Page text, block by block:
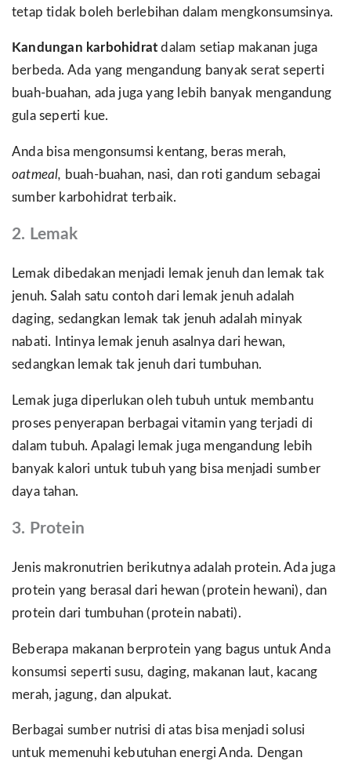
tetap tidak boleh berlebihan dalam mengkonsumsinya.
Kandungan karbohidrat dalam setiap makanan juga
berbeda. Ada yang mengandung banyak serat seperti
buah-buahan, ada juga yang lebih banyak mengandung
gula seperti kue.
Anda bisa mengonsumsi kentang, beras merah,
oatmeal, buah-buahan, nasi, dan roti gandum sebagai
sumber karbohidrat terbaik.
2. Lemak
Lemak dibedakan menjadi lemak jenuh dan lemak tak
jenuh. Salah satu contoh dari lemak jenuh adalah
daging, sedangkan lemak tak jenuh adalah minyak
nabati. Intinya lemak jenuh asalnya dari hewan,
sedangkan lemak tak jenuh dari tumbuhan.
Lemak juga diperlukan oleh tubuh untuk membantu
proses penyerapan berbagai vitamin yang terjadi di
dalam tubuh. Apalagi lemak juga mengandung lebih
banyak kalori untuk tubuh yang bisa menjadi sumber
daya tahan.
3. Protein
Jenis makronutrien berikutnya adalah protein. Ada juga
protein yang berasal dari hewan (protein hewani), dan
protein dari tumbuhan (protein nabati).
Beberapa makanan berprotein yang bagus untuk Anda
konsumsi seperti susu, daging, makanan laut, kacang
merah, jagung, dan alpukat.
Berbagai sumber nutrisi di atas bisa menjadi solusi
untuk memenuhi kebutuhan energi Anda. Dengan